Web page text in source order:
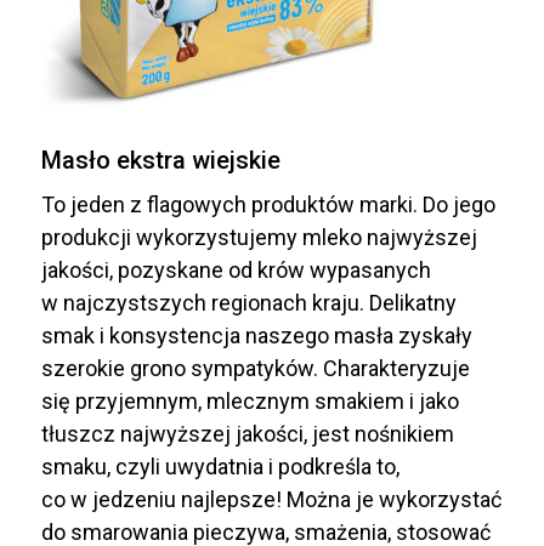
Masło ekstra wiejskie
To jeden z flagowych produktów marki. Do jego
produkcji wykorzystujemy mleko najwyższej
jakości, pozyskane od krów wypasanych
w najczystszych regionach kraju. Delikatny
smak i konsystencja naszego masła zyskały
szerokie grono sympatyków. Charakteryzuje
się przyjemnym, mlecznym smakiem i jako
tłuszcz najwyższej jakości, jest nośnikiem
smaku, czyli uwydatnia i podkreśla to,
co w jedzeniu najlepsze! Można je wykorzystać
do smarowania pieczywa, smażenia, stosować